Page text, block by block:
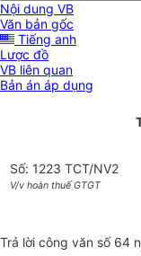
Nội dung VB
Văn bản gốc
Tiếng anh
Lược đồ
VB liên quan
Bản án áp dụng
Số: 1223 TCT/NV2
V/v hoàn thuế GTGT
Trả lời công văn số 64